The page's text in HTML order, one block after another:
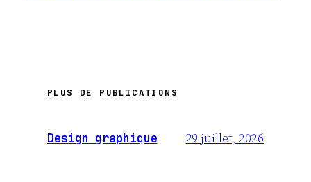
PLUS DE PUBLICATIONS
Design graphique 29 juillet, 2026